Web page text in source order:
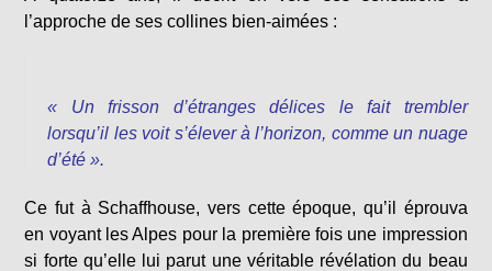
l’approche de ses collines bien-aimées :
« Un frisson d’étranges délices le fait trembler
lorsqu’il les voit s’élever à l’horizon, comme un nuage
d’été ».
Ce fut à Schaffhouse, vers cette époque, qu’il éprouva
en voyant les Alpes pour la première fois une impression
si forte qu’elle lui parut une véritable révélation du beau